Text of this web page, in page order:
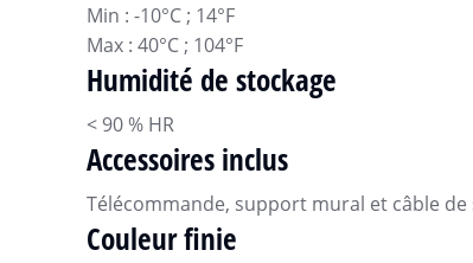
Min : -10°C ; 14°F
Max : 40°C ; 104°F
Humidité de stockage
< 90 % HR
Accessoires inclus
Télécommande, support mural et câble
Couleur finie